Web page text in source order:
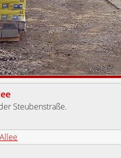
Steubenstraße.